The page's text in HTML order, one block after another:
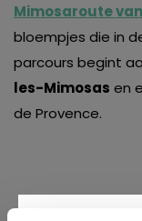
Mimosaroute
bloempjes die in
parcours begint
les-Mimosas en
de Provence.